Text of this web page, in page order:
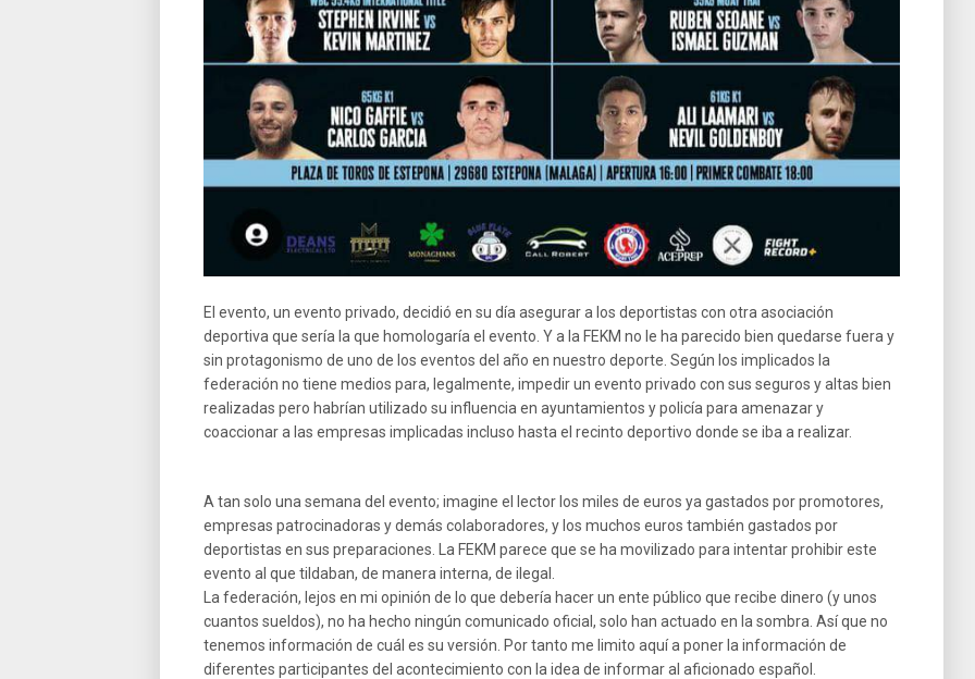
El evento, un evento privado, decidió en su día asegurar a los deportistas con otra asociación
deportiva que sería la que homologaría el evento. Y a la FEKM no le ha parecido bien quedarse fuera y
sin protagonismo de uno de los eventos del año en nuestro deporte. Según los implicados la
federación no tiene medios para, legalmente, impedir un evento privado con sus seguros y altas bien
realizadas pero habrían utilizado su influencia en ayuntamientos y policía para amenazar y
coaccionar a las empresas implicadas incluso hasta el recinto deportivo donde se iba a realizar.
A tan solo una semana del evento; imagine el lector los miles de euros ya gastados por promotores,
empresas patrocinadoras y demás colaboradores, y los muchos euros también gastados por
deportistas en sus preparaciones. La FEKM parece que se ha movilizado para intentar prohibir este
evento al que tildaban, de manera interna, de ilegal.
La federación, lejos en mi opinión de lo que debería hacer un ente público que recibe dinero (y unos
cuantos sueldos), no ha hecho ningún comunicado oficial, solo han actuado en la sombra. Así que no
tenemos información de cuál es su versión. Por tanto me limito aquí a poner la información de
diferentes participantes del acontecimiento con la idea de informar al aficionado español.